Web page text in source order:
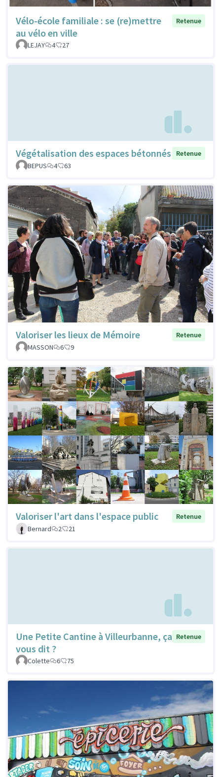
Vélo-école familiale : se (re)mettre
au vélo en ville
Retenue
LEJAY 4 27
Végétalisation des espaces bétonnés
Retenue
BEPUS
4 63
Valoriser les lieux de Mémoire
Retenue
MASSON
6 9
Valoriser l'art dans l'espace public
Retenue
Bernard
2 21
Une Petite Cantine à Villeurbanne, ça
vous dit ?
Retenue
Colette 6 75